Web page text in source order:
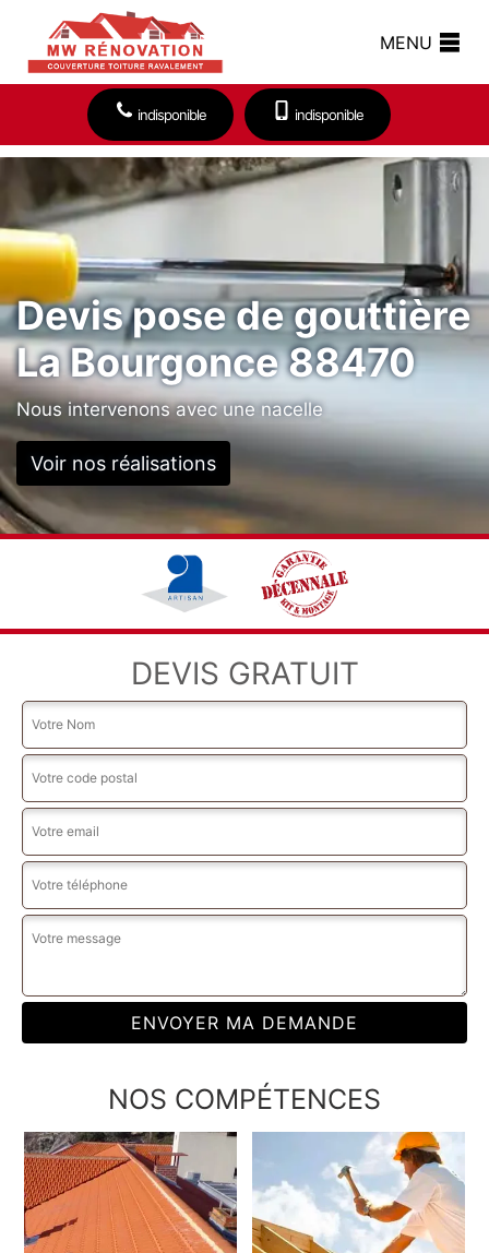
MENU
indisponible indisponible
Devis pose de gouttière
La Bourgonce 88470
Nous intervenons avec une nacelle
Voir nos réalisations
DEVIS GRATUIT
NOS COMPÉTENCES